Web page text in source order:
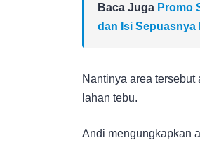
Baca Juga Promo
dan Isi Sepuasnya
Nantinya area
lahan tebu.
Andi mengungkapkan